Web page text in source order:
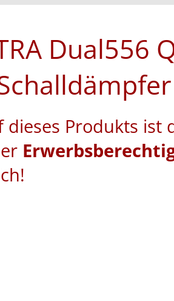
Dual556
dieses Produkts ist